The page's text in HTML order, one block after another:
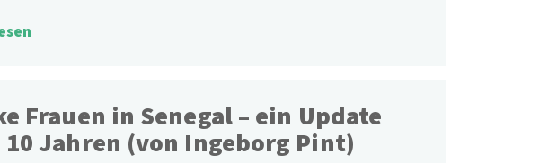
Frauen in Senegal – ein Update
10 Jahren (von Ingeborg Pint)